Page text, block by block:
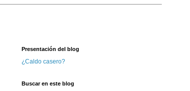
Presentación del blog
¿Caldo casero?
Buscar en este blog